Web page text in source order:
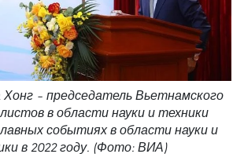
– председатель Вьетнамского
в области науки и техники
событиях в области науки и
в 2022 году. (Фото: ВИА)